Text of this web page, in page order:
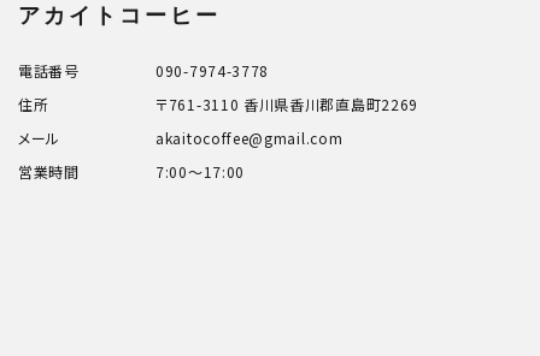
アカイトコーヒー
電話番号
090-7974-3778
住所
〒761-3110 香川県香川郡直島町2269
メール
akaitocoffee@gmail.com
営業時間
7:00～17:00